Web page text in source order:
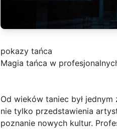
pokazy tańca
Magia tańca w
Od wieków taniec był
nie tylko przedstawienia
poznanie nowych kultur.